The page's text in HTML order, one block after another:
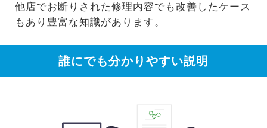
他店でお断りされた修理内容でも改善したケース
もあり豊富な知識があります。
誰にでも分かりやすい説明